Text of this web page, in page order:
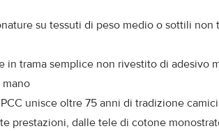
su tessuti di peso medio o sottili non
in trama semplice non rivestito di adesivo
unisce oltre 75 anni di tradizione
prestazioni, dalle tele di cotone